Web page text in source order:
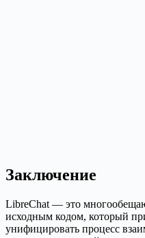
Заключение
LibreChat — это
исходным кодом, который
унифицировать процесс